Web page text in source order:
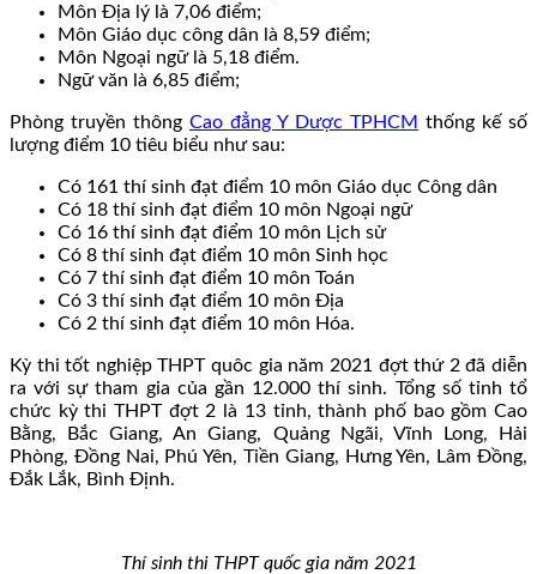
Môn Địa lý là 7,06 điểm;
Môn Giáo dục công dân là 8,59 điểm;
Môn Ngoại ngữ là 5,18 điểm.
Ngữ văn là 6,85 điểm;
Phòng truyền thông Cao đẳng Y Dược TPHCM thống kế số
lượng điểm 10 tiêu biểu như sau:
Có 161 thí sinh đạt điểm 10 môn Giáo dục Công dân
Có 18 thí sinh đạt điểm 10 môn Ngoại ngữ
Có 16 thí sinh đạt điểm 10 môn Lịch sử
Có 8 thí sinh đạt điểm 10 môn Sinh học
Có 7 thí sinh đạt điểm 10 môn Toán
Có 3 thí sinh đạt điểm 10 môn Địa
Có 2 thí sinh đạt điểm 10 môn Hóa.
Kỳ thi tốt nghiệp THPT quôc gia năm 2021 đợt thứ 2 đã diễn
ra với sự tham gia của gần 12.000 thí sinh. Tổng số tỉnh tổ
chức kỳ thi THPT đợt 2 là 13 tỉnh, thành phố bao gồm Cao
Bằng, Bắc Giang, An Giang, Quảng Ngãi, Vĩnh Long, Hải
Phòng, Đồng Nai, Phú Yên, Tiền Giang, Hưng Yên, Lâm Đồng,
Đắk Lắk, Bình Định.
Thí sinh thi THPT quốc gia năm 2021